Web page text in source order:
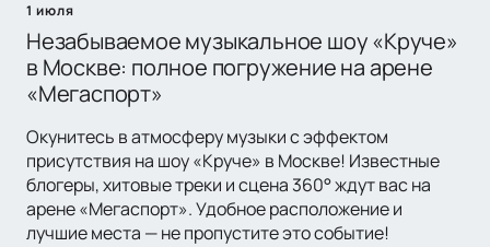
1 июля
Незабываемое музыкальное шоу «Круче»
в Москве: полное погружение на арене
«Мегаспорт»
Окунитесь в атмосферу музыки с эффектом
присутствия на шоу «Круче» в Москве! Известные
блогеры, хитовые треки и сцена 360° ждут вас на
арене «Мегаспорт». Удобное расположение и
лучшие места — не пропустите это событие!